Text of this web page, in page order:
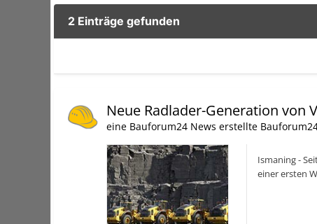
2 Einträge gefunden
Neue Radlader-Generation von
eine Bauforum24 News erstellte
Ismaning -
einer ersten